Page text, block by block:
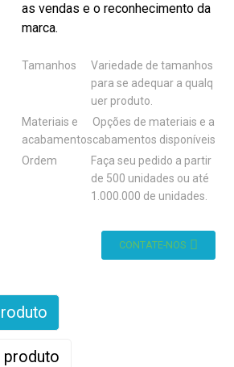
as vendas e o reconhecimento da
marca.
Tamanhos
Variedade de tamanhos
para se adequar a qualq
uer produto.
Materiais e
acabamentos
Opções de materiais e a
cabamentos disponíveis
Ordem
Faça seu pedido a partir
de 500 unidades ou até
1.000.000 de unidades.
CONTATE-NOS
produto